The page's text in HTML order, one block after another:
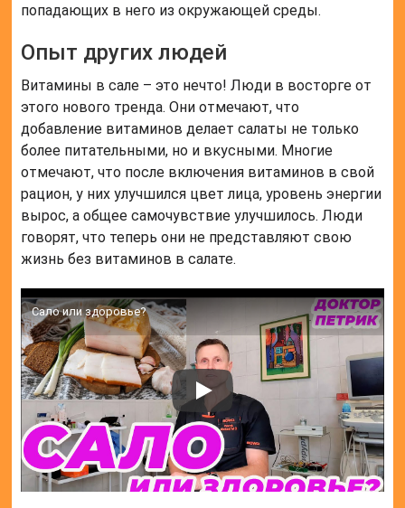
попадающих в него из окружающей среды.
Опыт других людей
Витамины в сале – это нечто! Люди в восторге от
этого нового тренда. Они отмечают, что
добавление витаминов делает салаты не только
более питательными, но и вкусными. Многие
отмечают, что после включения витаминов в свой
рацион, у них улучшился цвет лица, уровень энергии
вырос, а общее самочувствие улучшилось. Люди
говорят, что теперь они не представляют свою
жизнь без витаминов в салате.
Сало или здоровье?